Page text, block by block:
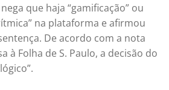
que haja “gamificação” ou
na plataforma e afirmou
De acordo com a nota
à Folha de S. Paulo, a decisão do